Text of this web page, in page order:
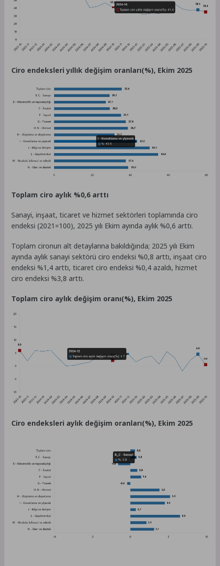
Ciro endeksleri yıllık değişim oranları(%), Ekim 2025
Toplam ciro aylık %0,6 arttı
Sanayi, inşaat, ticaret ve hizmet sektörleri toplamında ciro
endeksi (2021=100), 2025 yılı Ekim ayında aylık %0,6 arttı.
Toplam cironun alt detaylarına bakıldığında; 2025 yılı Ekim
ayında aylık sanayi sektörü ciro endeksi %0,8 arttı, inşaat ciro
endeksi %1,4 arttı, ticaret ciro endeksi %0,4 azaldı, hizmet
ciro endeksi %3,8 arttı.
Toplam ciro aylık değişim oranı(%), Ekim 2025
Ciro endeksleri aylık değişim oranları(%), Ekim 2025